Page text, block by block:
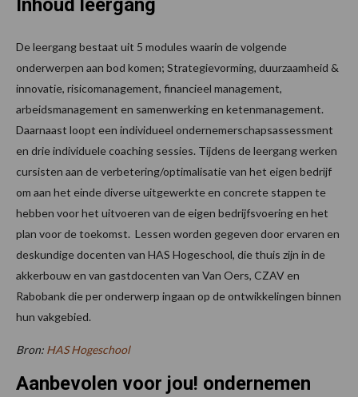
Inhoud leergang
De leergang bestaat uit 5 modules waarin de volgende
onderwerpen aan bod komen; Strategievorming, duurzaamheid &
innovatie, risicomanagement, financieel management,
arbeidsmanagement en samenwerking en ketenmanagement.
Daarnaast loopt een individueel ondernemerschapsassessment
en drie individuele coaching sessies. Tijdens de leergang werken
cursisten aan de verbetering/optimalisatie van het eigen bedrijf
om aan het einde diverse uitgewerkte en concrete stappen te
hebben voor het uitvoeren van de eigen bedrijfsvoering en het
plan voor de toekomst. Lessen worden gegeven door ervaren en
deskundige docenten van HAS Hogeschool, die thuis zijn in de
akkerbouw en van gastdocenten van Van Oers, CZAV en
Rabobank die per onderwerp ingaan op de ontwikkelingen binnen
hun vakgebied.
Bron: HAS Hogeschool
Aanbevolen voor jou! ondernemen